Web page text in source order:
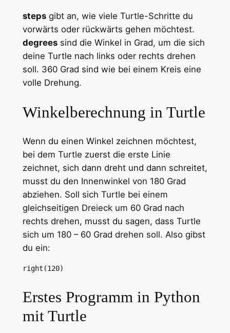
stepsgibt an, wie viele Turtle-Schritte du
vorwärts oder rückwärts gehen möchtest.
degreessind die Winkel in Grad, um die sich
deine Turtle nach links oder rechts drehen
soll. 360 Grad sind wie bei einem Kreis eine
volle Drehung.
Winkelberechnung in Turtle
Wenn du einen Winkel zeichnen möchtest,
bei dem Turtle zuerst die erste Linie
zeichnet, sich dann dreht und dann schreitet,
musst du den Innenwinkel von 180 Grad
abziehen. Soll sich Turtle bei einem
gleichseitigen Dreieck um 60 Grad nach
rechts drehen, musst du sagen, dass Turtle
sich um 180 – 60 Grad drehen soll. Also gibst
du ein:
right(120)
Erstes Programm in Python
mit Turtle